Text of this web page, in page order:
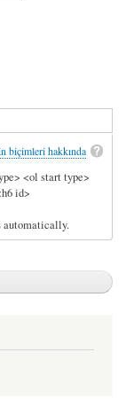
biçimleri hakkında
<ol start type>
id>
automatically.